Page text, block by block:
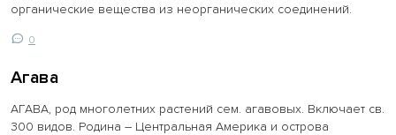
органические вещества из неорганических соединений.
0
Агава
АГАВА, род многолетних растений сем. агавовых. Включает св.
300 видов. Родина – Центральная Америка и острова